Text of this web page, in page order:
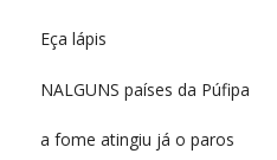
Eça lápis
NALGUNS países da Púfipa
a fome atingiu já o paros